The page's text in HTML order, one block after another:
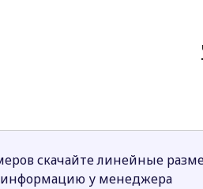
на его строительство, в
санузлов, большая гостиная, с
скачайте линейные
информацию у менеджера